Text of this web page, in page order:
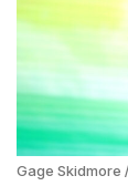
Gage Skidmore